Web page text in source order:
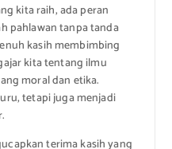
kita raih, ada peran
pahlawan tanpa tanda
kasih membimbing
kita tentang ilmu
moral dan etika.
tetapi juga menjadi
terima kasih yang